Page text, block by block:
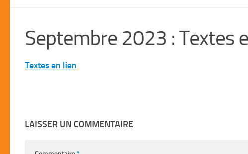
Septembre 2023 : Textes
Textes en lien
LAISSER UN COMMENTAIRE